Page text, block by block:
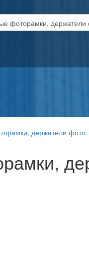
держатели фото